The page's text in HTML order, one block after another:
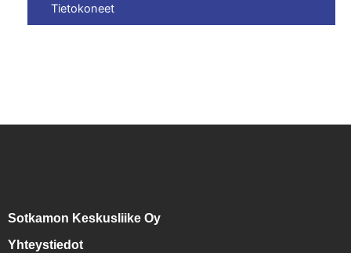
Tietokoneet
Sotkamon Keskusliike Oy
Yhteystiedot